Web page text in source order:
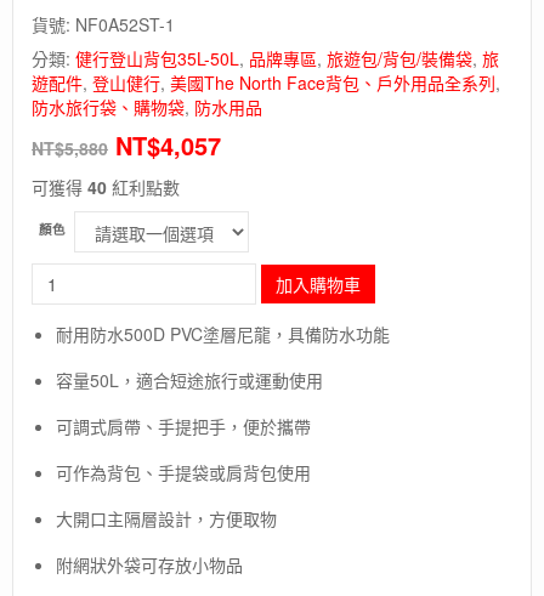
貨號: NF0A52ST-1
分類: 健行登山背包35L-50L, 品牌專區, 旅遊包/背包/裝備袋, 旅
遊配件, 登山健行, 美國The North Face背包、戶外用品全系列,
防水旅行袋、購物袋, 防水用品
NT$5,880 NT$4,057
可獲得 40 紅利點數
顏色
毛
-
【The
North
Face】
CAMP
S
加入購物車
耐用防水500D PVC塗層尼龍，具備防水功能
容量50L，適合短途旅行或運動使用
可調式肩帶、手提把手，便於攜帶
可作為背包、手提袋或肩背包使用
大開口主隔層設計，方便取物
附網狀外袋可存放小物品